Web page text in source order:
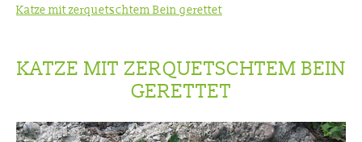
Katze mit zerquetschtem Bein gerettet
KATZE MIT ZERQUETSCHTEM BEIN
GERETTET